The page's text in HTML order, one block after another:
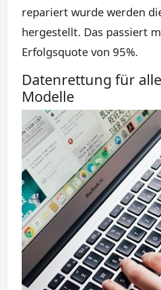
repariert wurde werden
hergestellt. Das passiert
Erfolgsquote von 95%.
Datenrettung für
Modelle